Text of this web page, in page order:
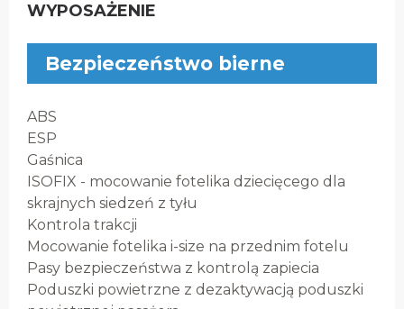
WYPOSAŻENIE
Bezpieczeństwo bierne
ABS
ESP
Gaśnica
ISOFIX - mocowanie fotelika dziecięcego dla
skrajnych siedzeń z tyłu
Kontrola trakcji
Mocowanie fotelika i-size na przednim fotelu
Pasy bezpieczeństwa z kontrolą zapiecia
Poduszki powietrzne z dezaktywacją poduszki